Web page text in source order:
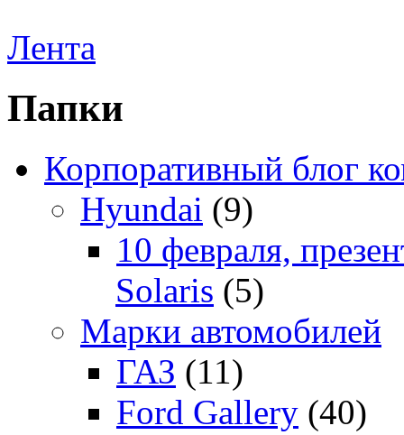
Лента
Папки
Корпоративный блог
Hyundai (9)
10 февраля,
Solaris (5)
Марки автомобилей
ГАЗ (11)
Ford Gallery (40)